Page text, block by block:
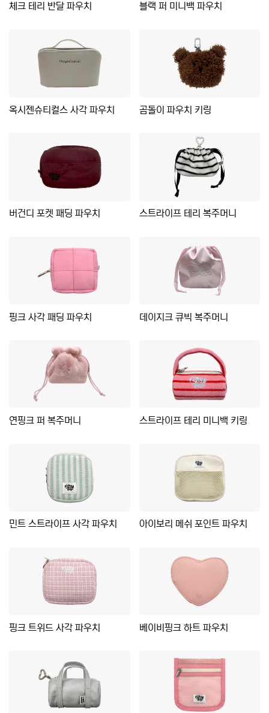
체크 테리 반달 파우치 블랙 퍼 미니백 파우치
옥시젠슈티컬스 사각 파우치 곰돌이 파우치 키링
버건디 포켓 패딩 파우치 스트라이프 테리 복주머니
핑크 사각 패딩 파우치 데이지크 큐빅 복주머니
연핑크 퍼 복주머니 스트라이프 테리 미니백 키링
민트 스트라이프 사각 파우치 아이보리 메쉬 포인트 파우치
핑크 트위드 사각 파우치 베이비핑크 하트 파우치